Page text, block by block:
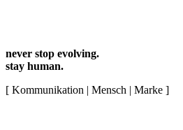
never stop evolving.
stay human.
[ Kommunikation | Mensch | Marke ]